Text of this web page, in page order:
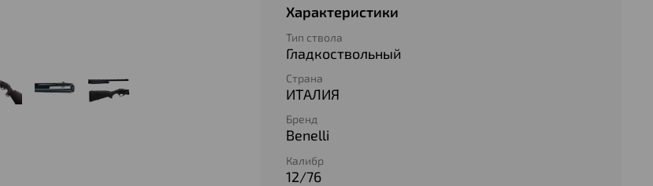
Характеристики
Тип ствола
Гладкоствольный
Страна
ИТАЛИЯ
Бренд
Benelli
Калибр
12/76